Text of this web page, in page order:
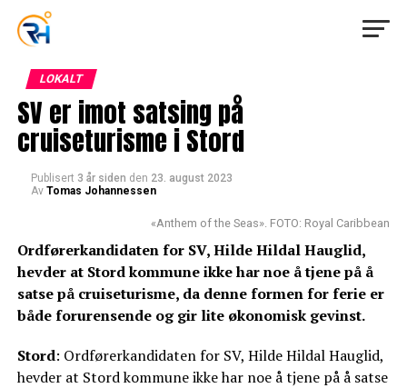
LOKALT
SV er imot satsing på
cruiseturisme i Stord
Publisert 3 år siden den 23. august 2023
Av Tomas Johannessen
«Anthem of the Seas». FOTO: Royal Caribbean
Ordførerkandidaten for SV, Hilde Hildal Hauglid,
hevder at Stord kommune ikke har noe å tjene på å
satse på cruiseturisme, da denne formen for ferie er
både forurensende og gir lite økonomisk gevinst.
Stord: Ordførerkandidaten for SV, Hilde Hildal Hauglid,
hevder at Stord kommune ikke har noe å tjene på å satse